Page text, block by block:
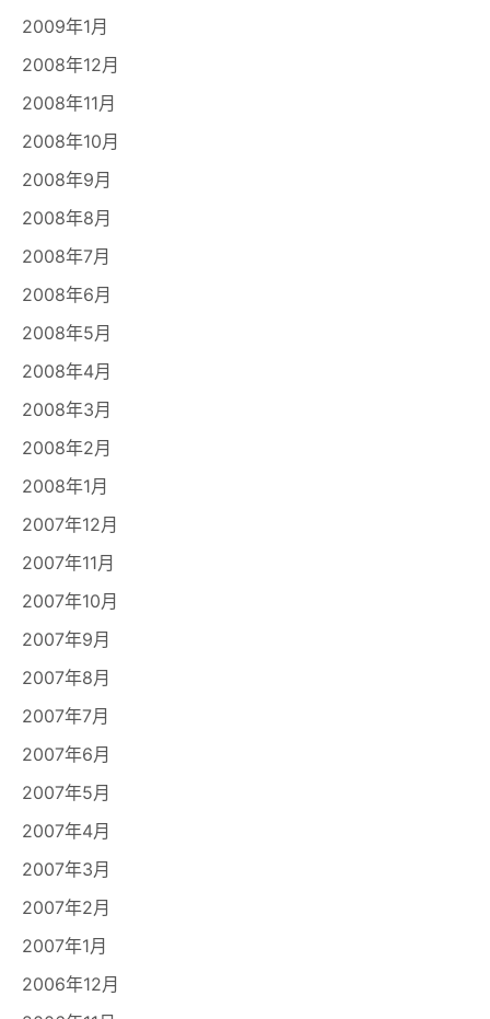
2009年1月
2008年12月
2008年11月
2008年10月
2008年9月
2008年8月
2008年7月
2008年6月
2008年5月
2008年4月
2008年3月
2008年2月
2008年1月
2007年12月
2007年11月
2007年10月
2007年9月
2007年8月
2007年7月
2007年6月
2007年5月
2007年4月
2007年3月
2007年2月
2007年1月
2006年12月